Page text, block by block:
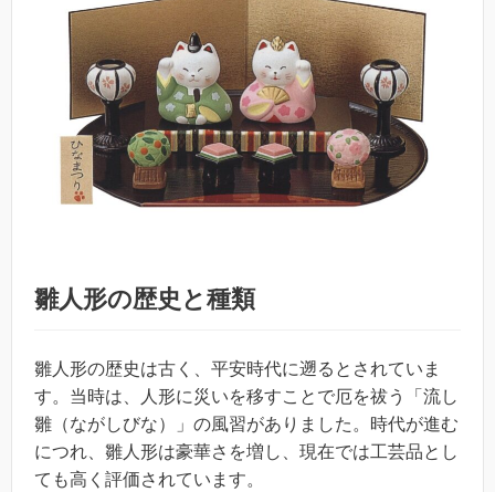
雛人形の歴史と種類
雛人形の歴史は古く、平安時代に遡るとされていま
す。当時は、人形に災いを移すことで厄を祓う「流し
雛（ながしびな）」の風習がありました。時代が進む
につれ、雛人形は豪華さを増し、現在では工芸品とし
ても高く評価されています。